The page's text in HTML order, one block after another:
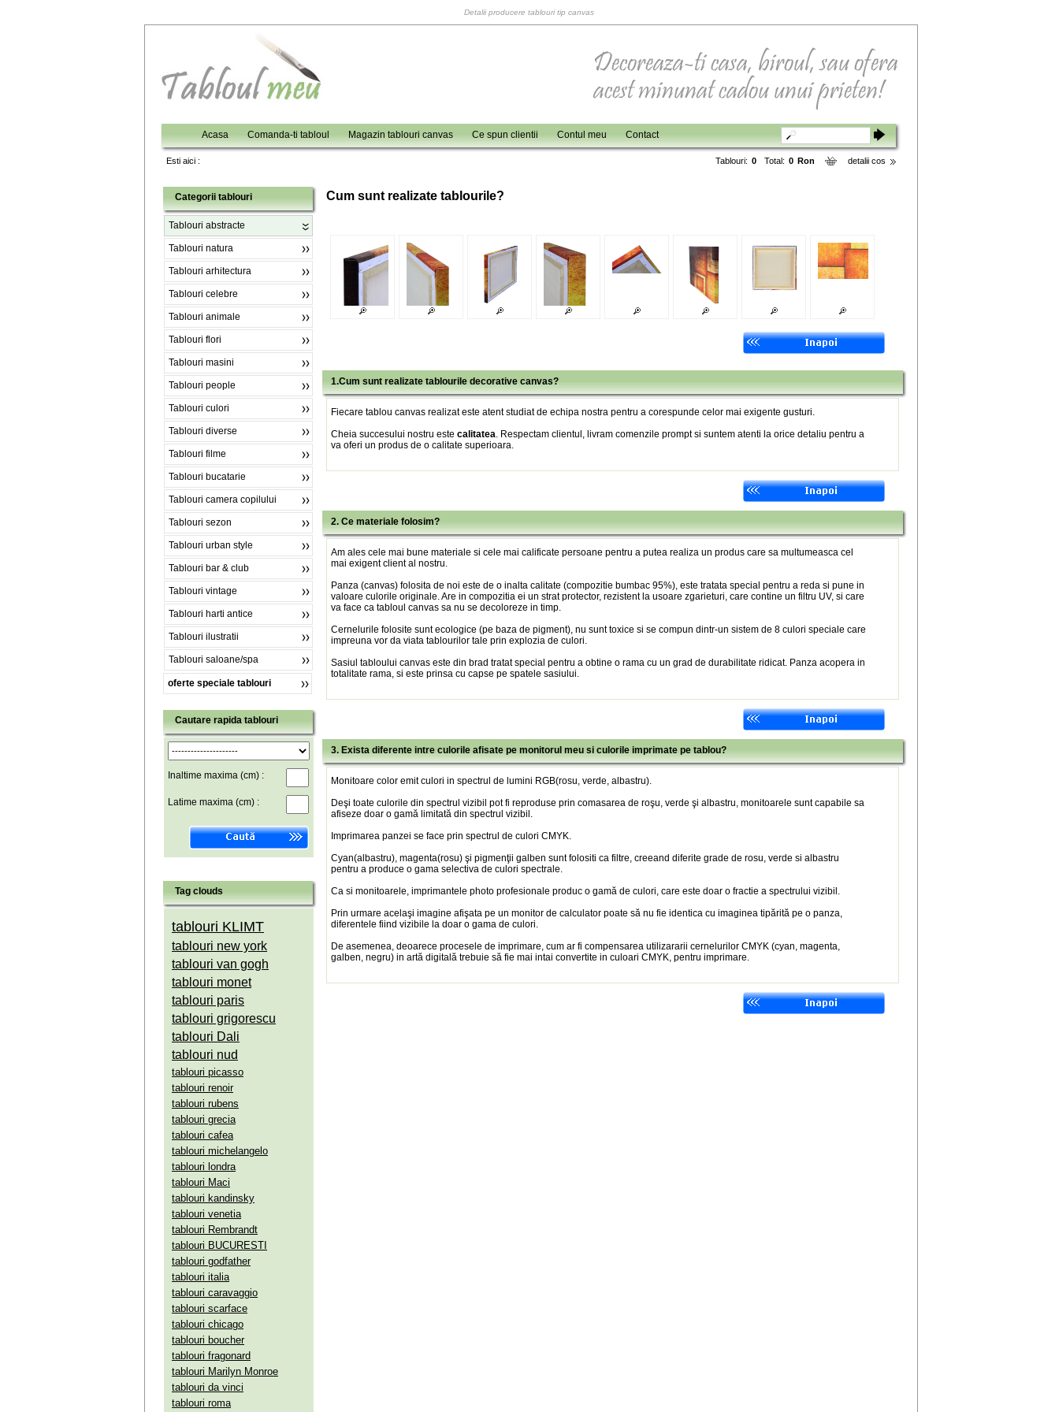
Detalii producere tablouri tip canvas
Acasa Comanda-ti tabloul Magazin tablouri canvas Ce spun clientii Contul meu Contact
Esti aici : detalii cos
Tablouri: 0 Total: 0 Ron
Categorii tablouri
Tablouri abstracte
Tablouri natura
Tablouri arhitectura
Tablouri celebre
Tablouri animale
Tablouri flori
Tablouri masini
Tablouri people
Tablouri culori
Tablouri diverse
Tablouri filme
Tablouri bucatarie
Tablouri camera copilului
Tablouri sezon
Tablouri urban style
Tablouri bar & club
Tablouri vintage
Tablouri harti antice
Tablouri ilustratii
Tablouri saloane/spa
oferte speciale tablouri
Cautare rapida tablouri
Inaltime maxima (cm) :
Latime maxima (cm) :
Tag clouds
tablouri KLIMT
tablouri new york
tablouri van gogh
tablouri monet
tablouri paris
tablouri grigorescu
tablouri Dali
tablouri nud
tablouri picasso
tablouri renoir
tablouri rubens
tablouri grecia
tablouri cafea
tablouri michelangelo
tablouri londra
tablouri Maci
tablouri kandinsky
tablouri venetia
tablouri Rembrandt
tablouri BUCURESTI
tablouri godfather
tablouri italia
tablouri caravaggio
tablouri scarface
tablouri chicago
tablouri boucher
tablouri fragonard
tablouri Marilyn Monroe
tablouri da vinci
tablouri roma
Cum sunt realizate tablourile?
1.Cum sunt realizate tablourile decorative canvas?
Fiecare tablou canvas realizat este atent studiat de echipa nostra pentru a corespunde celor mai exigente gusturi.
Cheia succesului nostru este calitatea. Respectam clientul, livram comenzile prompt si suntem atenti la orice detaliu pentru a
va oferi un produs de o calitate superioara.
2. Ce materiale folosim?
Am ales cele mai bune materiale si cele mai calificate persoane pentru a putea realiza un produs care sa multumeasca cel
mai exigent client al nostru.
Panza (canvas) folosita de noi este de o inalta calitate (compozitie bumbac 95%), este tratata special pentru a reda si pune in
valoare culorile originale. Are in compozitia ei un strat protector, rezistent la usoare zgarieturi, care contine un filtru UV, si care
va face ca tabloul canvas sa nu se decoloreze in timp.
Cernelurile folosite sunt ecologice (pe baza de pigment), nu sunt toxice si se compun dintr-un sistem de 8 culori speciale care
impreuna vor da viata tablourilor tale prin explozia de culori.
Sasiul tabloului canvas este din brad tratat special pentru a obtine o rama cu un grad de durabilitate ridicat. Panza acopera in
totalitate rama, si este prinsa cu capse pe spatele sasiului.
3. Exista diferente intre culorile afisate pe monitorul meu si culorile imprimate pe tablou?
Monitoare color emit culori in spectrul de lumini RGB(rosu, verde, albastru).
Deşi toate culorile din spectrul vizibil pot fi reproduse prin comasarea de roşu, verde şi albastru, monitoarele sunt capabile sa
afiseze doar o gamă limitată din spectrul vizibil.
Imprimarea panzei se face prin spectrul de culori CMYK.
Cyan(albastru), magenta(rosu) şi pigmenţii galben sunt folositi ca filtre, creeand diferite grade de rosu, verde si albastru
pentru a produce o gama selectiva de culori spectrale.
Ca si monitoarele, imprimantele photo profesionale produc o gamă de culori, care este doar o fractie a spectrului vizibil.
Prin urmare acelaşi imagine afişata pe un monitor de calculator poate să nu fie identica cu imaginea tipărită pe o panza,
diferentele fiind vizibile la doar o gama de culori.
De asemenea, deoarece procesele de imprimare, cum ar fi compensarea utilizararii cernelurilor CMYK (cyan, magenta,
galben, negru) in artă digitală trebuie să fie mai intai convertite in culoari CMYK, pentru imprimare.